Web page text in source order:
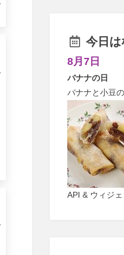
今日は
8月7日
バナナの日
バナナと小豆
API & ウィジ